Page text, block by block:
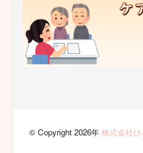
© Copyright 2026年 株式会社ひ